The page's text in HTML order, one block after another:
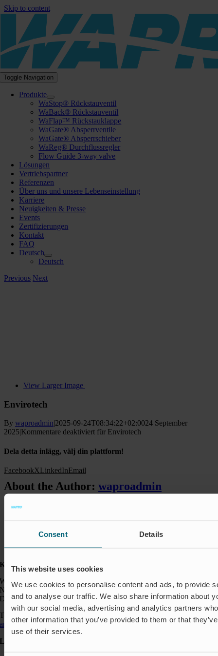
Consent Details
This website uses cookies
We use cookies to personalise content and ads, to provide
and to analyse our traffic. We also share information about
with our social media, advertising and analytics partners
other information that you’ve provided to them or that
use of their services.
Skip to content
Toggle Navigation
Produkte
WaStop® Rückstauventil
WaBack® Rückstauventil
WaFlap™ Rückstauklappe
WaGate® Absperrventile
WaGate® Absperrschieber
WaReg® Durchflussregler
Flow Guide 3-way valve
Lösungen
Vertriebspartner
Referenzen
Über uns und unsere Lebenseinstellung
Karriere
Neuigkeiten & Presse
Events
Zertifizierungen
Kontakt
FAQ
Deutsch
Deutsch
Previous Next
View Larger Image
Envirotech
By waproadmin|2025-09-24T08:34:22+02:0024 September
2025|Kommentare deaktiviert für Envirotech
Dela detta inlägg, välj din plattform!
FacebookXLinkedInEmail
About the Author: waproadmin
Kontakt:
Wapro GmbH
Neumarkt 1
DE-49074 Osnabrück
Telefon: +49 541 963 24144
anfragen@wapro.com
Lösungen